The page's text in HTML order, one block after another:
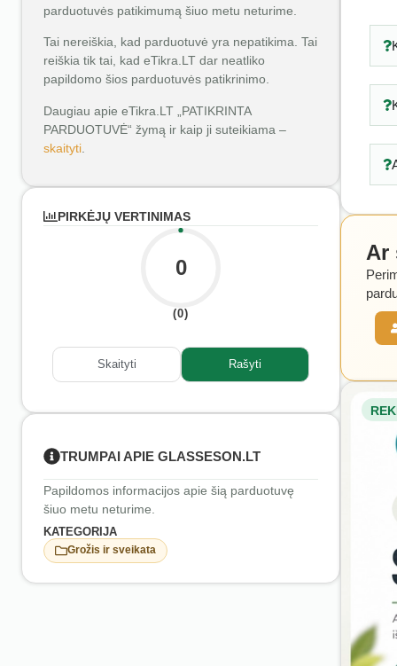
parduotuvės patikimumą šiuo metu neturime.
Tai nereiškia, kad parduotuvė yra nepatikima. Tai
reiškia tik tai, kad eTikra.LT dar neatliko
papildomo šios parduotuvės patikrinimo.
Daugiau apie eTikra.LT „PATIKRINTA
PARDUOTUVĖ“ žymą ir kaip ji suteikiama –
skaityti
PIRKĖJŲ VERTINIMAS
0
(0)
Skaityti Rašyti
TRUMPAI APIE GLASSESON.LT
Papildomos informacijos apie šią parduotuvę
šiuo metu neturime.
KATEGORIJA
Grožis ir sveikata
Ar